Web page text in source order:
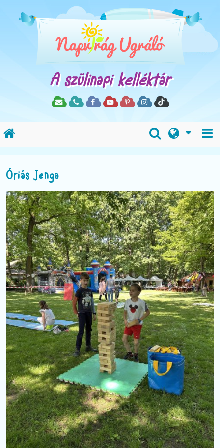
A szülinapi kelléktár
Óriás Jenga